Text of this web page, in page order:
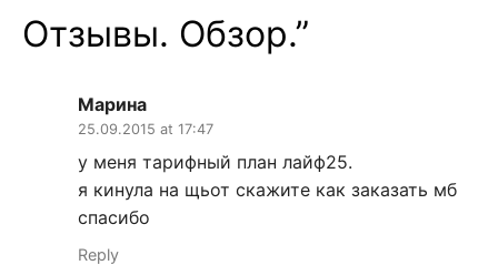
Отзывы. Обзор.”
Марина
25.09.2015 at 17:47
у меня тарифный план лайф25.
я кинула на щьот скажите как заказать мб
спасибо
Reply